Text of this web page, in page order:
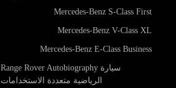
Mercedes-Benz S-Class First
Mercedes-Benz V-Class XL
Mercedes-Benz E-Class Business
سيارة Range Rover Autobiography
الرياضية متعددة الاستخدامات